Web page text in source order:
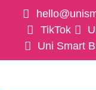
TikTok
Uni Smart